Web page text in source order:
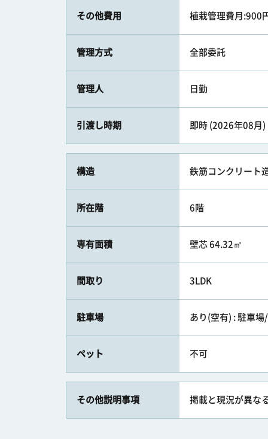
その他費用 植栽管理費月:900
管理方式 全部委託
管理人 日勤
引渡し時期 即時 (2026年08月)
構造 鉄筋コンクリート
所在階 6階
専有面積 壁芯 64.32㎡
間取り 3LDK
駐車場 あり(空有) : 駐車
ペット 不可
その他説明事項 掲載と現況が異な